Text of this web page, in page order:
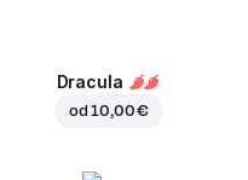
Dracula
od10,00 €